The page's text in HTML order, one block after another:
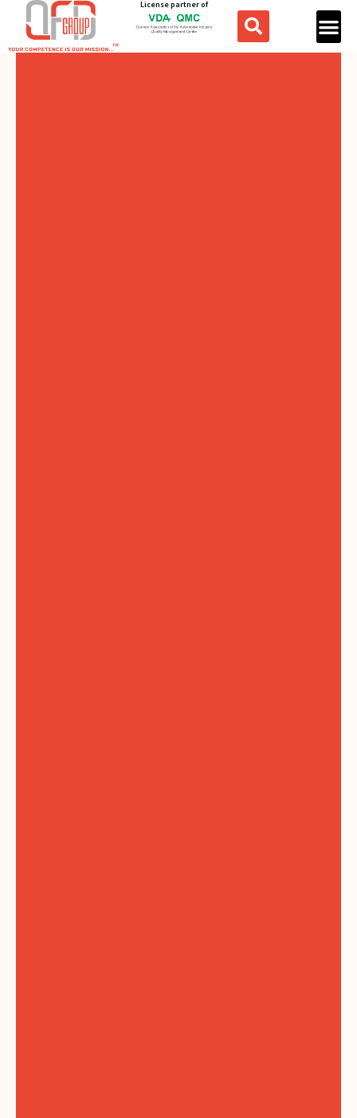
License partner of